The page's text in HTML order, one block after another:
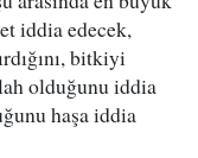
iddia edecek,
bitkiyi
olduğunu iddia
haşa iddia